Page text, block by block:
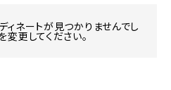
ネートが見つかりませんでし
変更してください。